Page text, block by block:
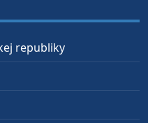
republiky